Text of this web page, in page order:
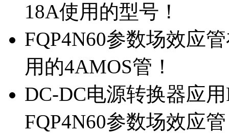
18A使用的型号！
FQP4N60参数场效应
用的4AMOS管！
DC-DC电源转换器应
FQP4N60参数场效应